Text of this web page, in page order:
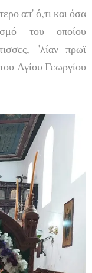
απ' ό,τι και όσα
του οποίου
"λίαν πρωϊ
Αγίου Γεωργίου